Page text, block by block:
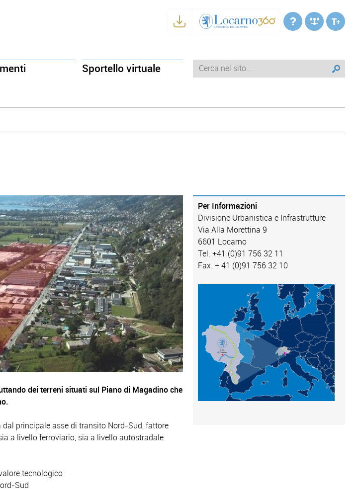
Sportello virtuale
dei terreni situati sul Piano di Magadino che
principale asse di transito Nord-Sud, fattore
a livello ferroviario, sia a livello autostradale.
tecnologico
Sud
Per Informazioni
Divisione Urbanistica e Infrastrutture
Via Alla Morettina 9
6601 Locarno
Tel. +41 (0)91 756 32 11
Fax. + 41 (0)91 756 32 10